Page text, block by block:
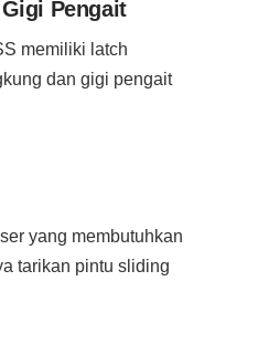
Pengait
memiliki latch
dan gigi pengait
yang membutuhkan
tarikan pintu sliding